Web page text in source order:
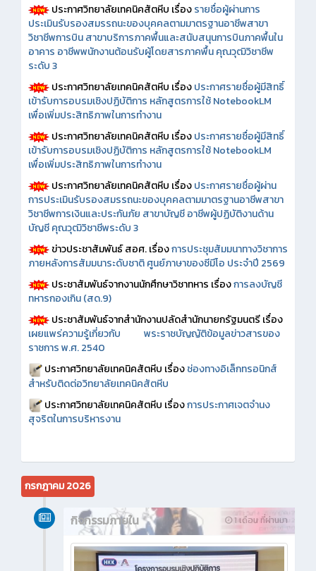
ประกาศวิทยาลัยเทคนิคสัตหีบ เรื่องรายชื่อผู้ผ่านการ
ประเมินรับรองสมรรถนะของบุคคลตามมาตรฐานอาชีพสาขา
วิชาชีพการบิน สาขาบริการภาคพื้นและสนับสนุนการบินภาคพื้นใน
อาคาร อาชีพพนักงานต้อนรับผู้โดยสารภาคพื้น คุณวุฒิวิชาชีพ
ระดับ 3
ประกาศวิทยาลัยเทคนิคสัตหีบ เรื่องประกาศรายชื่อผู้มีสิทธิ์
เข้ารับการอบรมเชิงปฏิบัติการ หลักสูตรการใช้ NotebookLM
เพื่อเพิ่มประสิทธิภาพในการทำงาน
ประกาศวิทยาลัยเทคนิคสัตหีบ เรื่องประกาศรายชื่อผู้มีสิทธิ์
เข้ารับการอบรมเชิงปฏิบัติการ หลักสูตรการใช้ NotebookLM
เพื่อเพิ่มประสิทธิภาพในการทำงาน
ประกาศวิทยาลัยเทคนิคสัตหีบ เรื่องประกาศรายชื่อผู้ผ่าน
การประเมินรับรองสมรรถนะของบุคคลตามมาตรฐานอาชีพสาขา
วิชาชีพการเงินและประกันภัย สาขาบัญชี อาชีพผู้ปฏิบัติงานด้าน
บัญชี คุณวุฒิวิชาชีพระดับ 3
ข่าวประชาสัมพันธ์ สอศ.เรื่องการประชุมสัมมนาทางวิชาการ
ภายหลังการสัมมนาระดับชาติ ศูนย์ภาษาของซีมีโอ ประจำปี 2569
ประชาสัมพันธ์จากงานนักศึกษาวิชาทหาร เรื่องการลงบัญชี
ทหารกองเกิน (สด.9)
ประชาสัมพันธ์จากสำนักงานปลัดสำนักนายกรัฐมนตรี เรื่อง
เผยแพร่ความรู้เกี่ยวกับ พระราชบัญญัติข้อมูลข่าวสารของ
ราชการ พ.ศ. 2540
ประกาศวิทยาลัยเทคนิคสัตหีบ เรื่องช่องทางอิเล็กทรอนิกส์
สำหรับติดต่อวิทยาลัยเทคนิคสัตหีบ
ประกาศวิทยาลัยเทคนิคสัตหีบ เรื่องการประกาศเจตจำนง
สุจริตในการบริหารงาน
กรกฎาคม 2026
1 เดือน ที่ผ่านมา
กิจกรรมภายใน